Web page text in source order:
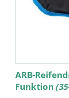
ARB-
Funktion